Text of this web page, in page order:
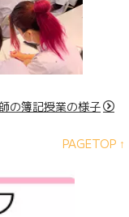
の簿記授業の様子
PAGETOP ↑